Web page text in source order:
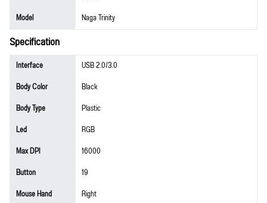
Model
Naga Trinity
Specification
Interface
USB 2.0/3.0
Body Color
Black
Body Type
Plastic
Led
RGB
Max DPI
16000
Button
19
Mouse Hand
Right